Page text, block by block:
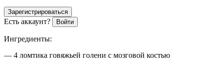
Зарегистрироваться
Есть аккаунт? Войти
Ингредиенты:
— 4 ломтика говяжьей голени с мозговой костью